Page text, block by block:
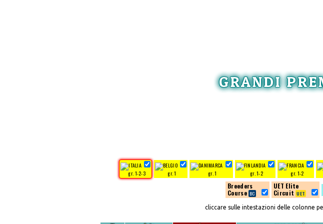
GRANDI
gr. 1-2-3 gr. 1 gr. 1 gr. 1-2 gr. 1-2
Breeders
Course
UET Elite
Circuit
cliccare sulle intestazioni delle colonne